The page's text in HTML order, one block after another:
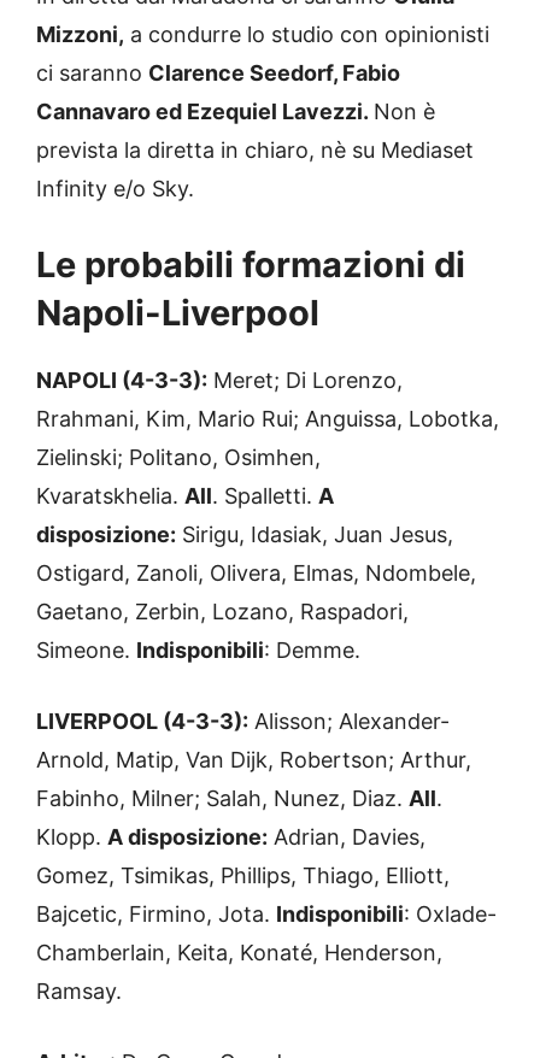
Mizzoni, a condurre lo studio con opinionisti
ci saranno Clarence Seedorf, Fabio
Cannavaro ed Ezequiel Lavezzi. Non è
prevista la diretta in chiaro, nè su Mediaset
Infinity e/o Sky.
Le probabili formazioni di
Napoli-Liverpool
NAPOLI (4-3-3): Meret; Di Lorenzo,
Rrahmani, Kim, Mario Rui; Anguissa, Lobotka,
Zielinski; Politano, Osimhen,
Kvaratskhelia. All. Spalletti. A
disposizione: Sirigu, Idasiak, Juan Jesus,
Ostigard, Zanoli, Olivera, Elmas, Ndombele,
Gaetano, Zerbin, Lozano, Raspadori,
Simeone. Indisponibili: Demme.
LIVERPOOL (4-3-3): Alisson; Alexander-
Arnold, Matip, Van Dijk, Robertson; Arthur,
Fabinho, Milner; Salah, Nunez, Diaz. All.
Klopp. A disposizione: Adrian, Davies,
Gomez, Tsimikas, Phillips, Thiago, Elliott,
Bajcetic, Firmino, Jota. Indisponibili: Oxlade-
Chamberlain, Keita, Konaté, Henderson,
Ramsay.